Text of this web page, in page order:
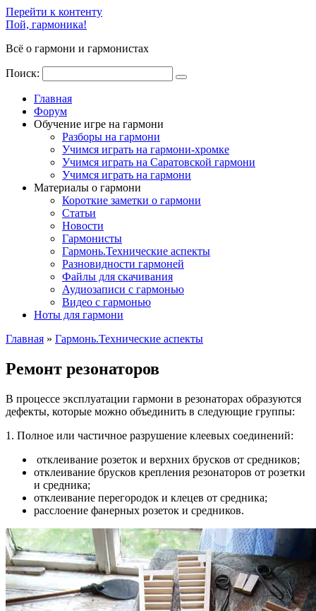
Перейти к контенту
Пой, гармоника!
Всё о гармони и гармонистах
Поиск:
Главная
Форум
Обучение игре на гармони
Разборы на гармони
Учимся играть на гармони-хромке
Учимся играть на Саратовской гармони
Учимся играть на гармони
Материалы о гармони
Короткие заметки о гармони
Cтатьи
Новости
Гармонисты
Гармонь.Технические аспекты
Разновидности гармоней
Файлы для скачивания
Аудиозаписи с гармонью
Видео с гармонью
Ноты для гармони
Главная » Гармонь.Технические аспекты
Ремонт резонаторов
В процессе эксплуатации гармони в резонаторах образуются
дефекты, которые можно объединить в следующие группы:
1. Полное или частичное разрушение клеевых соединений:
отклеивание розеток и верхних брусков от средников;
отклеивание брусков крепления резонаторов от розетки
и средника;
отклеивание перегородок и клецев от средника;
расслоение фанерных розеток и средников.